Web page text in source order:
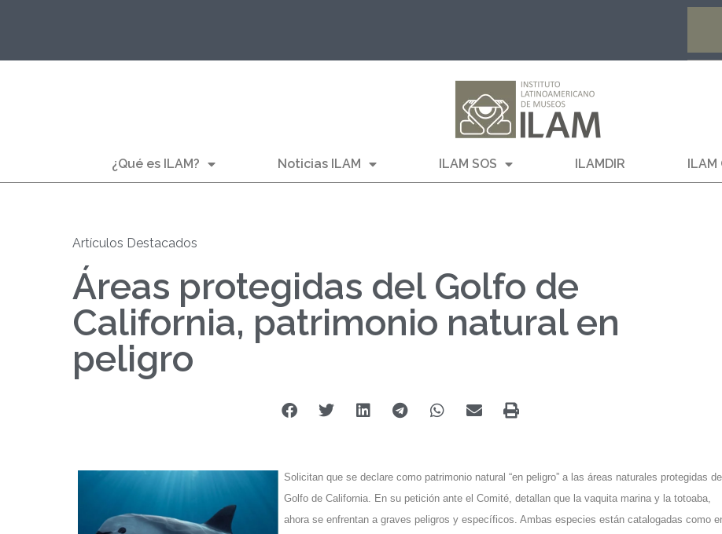
¿Qué es ILAM? Noticias ILAM ILAM SOS ILAMDIR
Artículos Destacados
Áreas protegidas del Golfo de
California, patrimonio natural en
peligro
Solicitan que se declare como patrimonio natural “en peligro” a las áreas naturales protegidas del
Golfo de California. En su petición ante el Comité, detallan que la vaquita marina y la totoaba,
ahora se enfrentan a graves peligros y específicos. Ambas especies están catalogadas como